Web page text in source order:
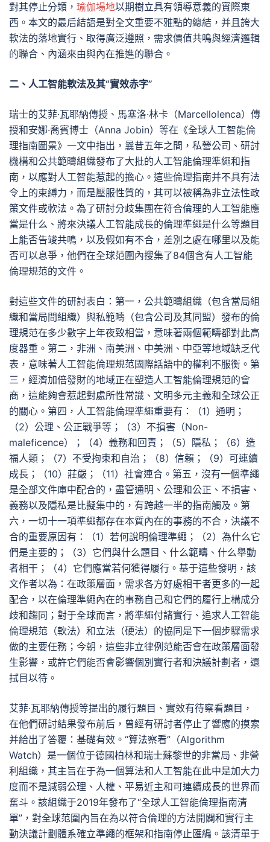
對其停止分類， 瑜伽場地以期樹立具有領導意義的實際東
西。本文的最后結語是對全文重要不雅點的總結，并且誇大
軟法的落地實行、取得廣泛遵照，需求價值共鳴與經濟邏輯
的聯合、內涵來由與內在推進的聯合。
二、人工智能軟法及其“實效赤字”
瑞士的艾菲·瓦耶納傳授、馬塞洛·林卡（Marcellolenca）傳
授和安娜·喬賓博士（Anna Jobin）等在《全球人工智能倫
理指南圖景》一文中指出，曩昔五年之間，私營公司、研討
機構和公共範疇組織發布了大批的人工智能倫理準繩和指
南，以應對人工智能惹起的擔心。這些倫理指南并不具有法
令上的束縛力，而是壓服性質的，其可以被稱為非立法性政
策文件或軟法。為了研討分歧集團在符合倫理的人工智能應
當是什么、將來決議人工智能成長的倫理準繩是什么等題目
上能否告竣共鳴，以及假如有不合，差別之處在哪里以及能
否可以息爭，他們在全球范圍內搜集了84個含有人工智能
倫理規范的文件。
對這些文件的研討表白：第一，公共範疇組織（包含當局組
織和當局間組織）與私範疇（包含公司及其同盟）發布的倫
理規范在多少數字上年夜致相當，意味著兩個範疇都對此高
度器重。第二，非洲、南美洲、中美洲、中亞等地域缺乏代
表，意味著人工智能倫理規范國際話語中的權利不服衡。第
三，經濟加倍發財的地域正在塑造人工智能倫理規范的會
商，這能夠會惹起對處所性常識、文明多元主義和全球公正
的關心。第四，人工智能倫理準繩重要有：（1）通明；
（2）公理、公正戰爭等；（3）不損害（Non-
maleficence）；（4）義務和回責；（5）隱私；（6）造
福人類；（7）不受拘束和自治；（8）信賴；（9）可連續
成長；（10）莊嚴；（11）社會連合。第五，沒有一個準繩
是全部文件庫中配合的，盡管通明、公理和公正、不損害、
義務以及隱私是比擬集中的，有跨越一半的指南觸及。第
六，一切十一項準繩都存在本質內在的事務的不合，決議不
合的重要原因有：（1）若何說明倫理準繩；（2）為什么它
們是主要的；（3）它們與什么題目、什么範疇、什么舉動
者相干；（4）它們應當若何獲得履行。基于這些發明，該
文作者以為：在政策層面，需求各方好處相干者更多的一起
配合，以在倫理準繩內在的事務自己和它們的履行上構成分
歧和趨同；對于全球而言，將準繩付諸實行、追求人工智能
倫理規范（軟法）和立法（硬法）的協同是下一個步驟需求
做的主要任務；今朝，這些非立律例范能否會在政策層面發
生影響，或許它們能否會影響個別實行者和決議計劃者，還
拭目以待。
艾菲·瓦耶納傳授等提出的履行題目、實效有待察看題目，
在他們研討結果發布前后，曾經有研討者停止了響應的摸索
并給出了答覆：基礎有效。“算法察看”（Algorithm
Watch）是一個位于德國柏林和瑞士蘇黎世的非當局、非營
利組織，其主旨在于為一個算法和人工智能在此中是加大力
度而不是減弱公理、人權、平易近主和可連續成長的世界而
奮斗。該組織于2019年發布了“全球人工智能倫理指南清
單”，對全球范圍內旨在為以符合倫理的方法開闢和實行主
動決議計劃體系確立準繩的框架和指南停止匯編。該清單于